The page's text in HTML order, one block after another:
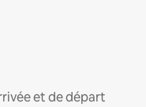
et de départ